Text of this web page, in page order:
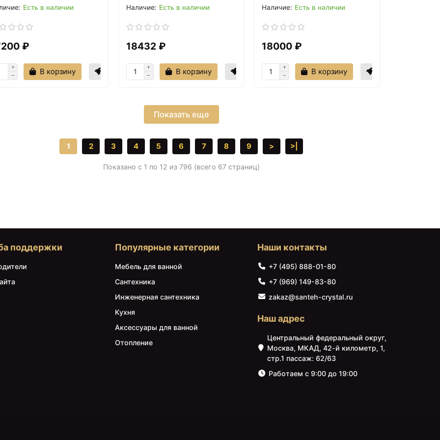
Есть в наличии
₽
В корзину
Есть в наличии
18432 ₽
В корзину
Есть в наличии
18000 ₽
В корзину
Показать еще
1 2 3 4 5 6 7 8 9 > >|
Показано с 1 по 12 из 796 (всего 67 страниц)
поддержки Популярные категории
Мебель для ванной
Сантехника
Инженерная сантехника
Кухня
Аксессуары для ванной
Отопление
Наши контакты
+7 (495) 888-01-80
+7 (969) 149-83-80
zakaz@santeh-crystal.ru
Наш адрес
Центральный федеральный округ,
Москва, МКАД, 42-й километр, 1,
стр.1 пассаж: 62/63
Работаем с 9:00 до 19:00